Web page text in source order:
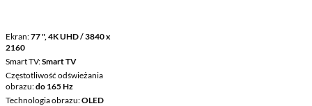
Ekran 77 ", 4K UHD / 3840 x
2160
Smart TV Smart TV
Częstotliwość odświeżania
obrazu do 165 Hz
Technologia obrazu OLED